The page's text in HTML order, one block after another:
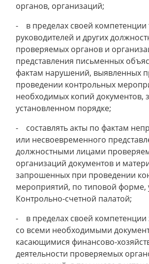
органов, организаций;
- в пределах своей компетенции
руководителей и других
проверяемых органов и
представления письменных
фактам нарушений, выявленных
проведении контрольных
необходимых копий документов,
установленном порядке;
- составлять акты по фактам
или несвоевременного
должностными лицами
организаций документов и
запрошенных при проведении
мероприятий, по типовой форме,
Контрольно-счетной палатой;
- в пределах своей компетенции
со всеми необходимыми
касающимися финансово-
деятельности проверяемых